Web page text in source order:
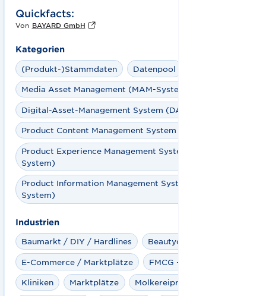
Quickfacts:
Von BAYARD GmbH
Kategorien
(Produkt-)Stammdaten
Datenpool
Media Asset Management (MAM-System)
Digital-Asset-Management System (DAM-System)
Product Content Management System (PCM-System)
Product Experience Management System (PXM-
System)
Product Information Management System (PIM-
System)
Industrien
Baumarkt / DIY / Hardlines
Beautycare
E-Commerce / Marktplätze FMCG + Retail
Kliniken Marktplätze Molkereiprodukte